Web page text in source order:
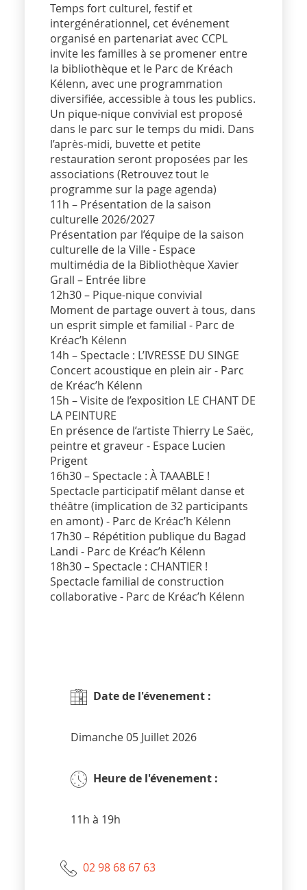
Temps fort culturel, festif et
intergénérationnel, cet événement
organisé en partenariat avec CCPL
invite les familles à se promener entre
la bibliothèque et le Parc de Kréach
Kélenn, avec une programmation
diversifiée, accessible à tous les publics.
Un pique-nique convivial est proposé
dans le parc sur le temps du midi. Dans
l’après-midi, buvette et petite
restauration seront proposées par les
associations (Retrouvez tout le
programme sur la page agenda)
11h – Présentation de la saison
culturelle 2026/2027
Présentation par l’équipe de la saison
culturelle de la Ville - Espace
multimédia de la Bibliothèque Xavier
Grall – Entrée libre
12h30 – Pique-nique convivial
Moment de partage ouvert à tous, dans
un esprit simple et familial - Parc de
Kréac’h Kélenn
14h – Spectacle : L’IVRESSE DU SINGE
Concert acoustique en plein air - Parc
de Kréac’h Kélenn
15h – Visite de l’exposition LE CHANT DE
LA PEINTURE
En présence de l’artiste Thierry Le Saëc,
peintre et graveur - Espace Lucien
Prigent
16h30 – Spectacle : À TAAABLE !
Spectacle participatif mêlant danse et
théâtre (implication de 32 participants
en amont) - Parc de Kréac’h Kélenn
17h30 – Répétition publique du Bagad
Landi - Parc de Kréac’h Kélenn
18h30 – Spectacle : CHANTIER !
Spectacle familial de construction
collaborative - Parc de Kréac’h Kélenn
Date de l'évenement :
Dimanche 05 Juillet 2026
Heure de l'évenement :
11h à 19h
02 98 68 67 63